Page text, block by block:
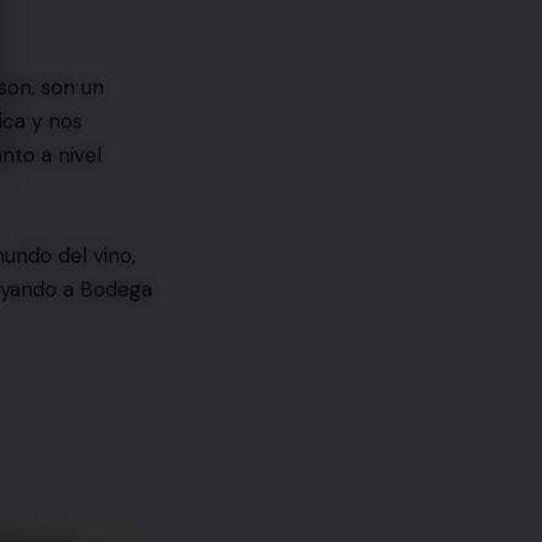
son un
y nos
a nivel
del vino,
a Bodega